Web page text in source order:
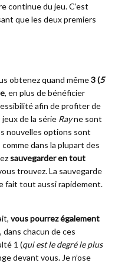
continue du jeu. C’est
que les deux premiers
obtenez quand même3 (5
, en plus de bénéficier
afin de profiter de
jeux de la série Rayne sont
nouvelles options sont
dans la plupart des
sauvegarder en tout
trouvez. La sauvegarde
fait tout aussi rapidement.
vous pourrez également
, dans chacun de ces
1 (qui est le degré le plus
devant vous. Je n’ose